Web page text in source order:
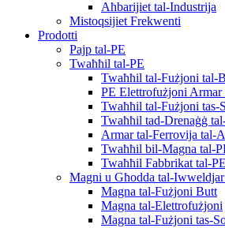
Aħbarijiet tal-Industrija
Mistoqsijiet Frekwenti
Prodotti
Pajp tal-PE
Twaħħil tal-PE
Twaħħil tal-Fużjoni tal-
PE Elettrofużjoni Armar
Twaħħil tal-Fużjoni tas-
Twaħħil tad-Drenaġġ
Armar tal-Ferrovija tal-
Twaħħil bil-Magna tal-
Twaħħil Fabbrikat tal-PE
Magni u Għodda tal-
Magna tal-Fużjoni Butt
Magna tal-Elettrofużjoni
Magna tal-Fużjoni tas-